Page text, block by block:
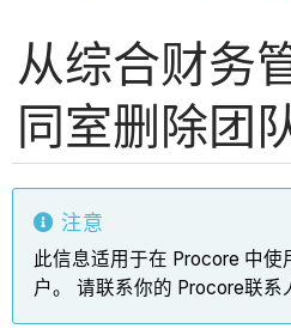
从综合财务
同室删除团
注意
此信息适用于在 Procore 中使
户。 请联系你的 Procore联系